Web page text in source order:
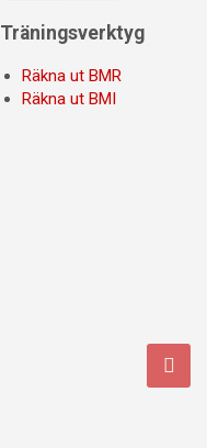
Träningsverktyg
Räkna ut BMR
Räkna ut BMI